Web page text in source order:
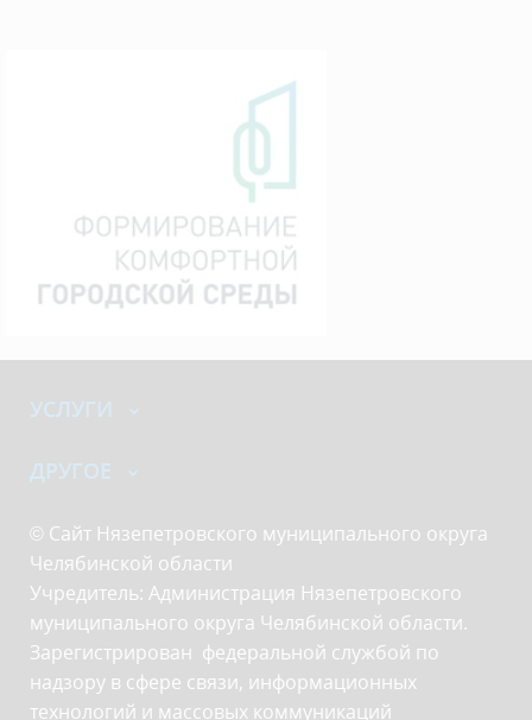
УСЛУГИ
ДРУГОЕ
© Сайт Нязепетровского муниципального округа
Челябинской области
Учредитель: Администрация Нязепетровского
муниципального округа Челябинской области.
Зарегистрирован федеральной службой по
надзору в сфере связи, информационных
технологий и массовых коммуникаций